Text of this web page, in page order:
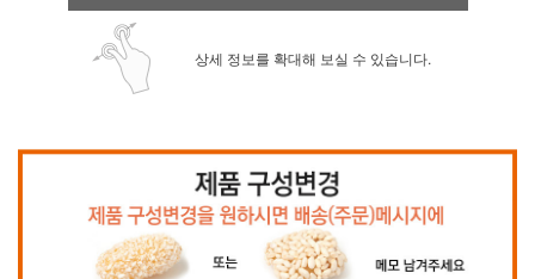
상세 정보를 확대해 보실 수 있습니다.